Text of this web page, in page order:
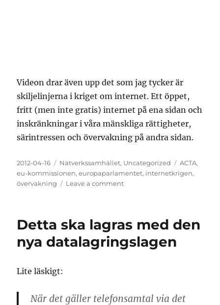
Videon drar även upp det som jag tycker är
skiljelinjerna i kriget om internet. Ett öppet,
fritt (men inte gratis) internet på ena sidan och
inskränkningar i våra mänskliga rättigheter,
särintressen och övervakning på andra sidan.
Posted
on
2012-04-16 Categories
Nätverkssamhället, Uncategorized Tags
ACTA,
eu-kommissionen,europaparlamentet, internetkrigen,
övervakning
Leave a commenton
den
juni
Detta ska lagras med den
nya datalagringslagen
Lite läskigt:
När det gäller telefonsamtal via det